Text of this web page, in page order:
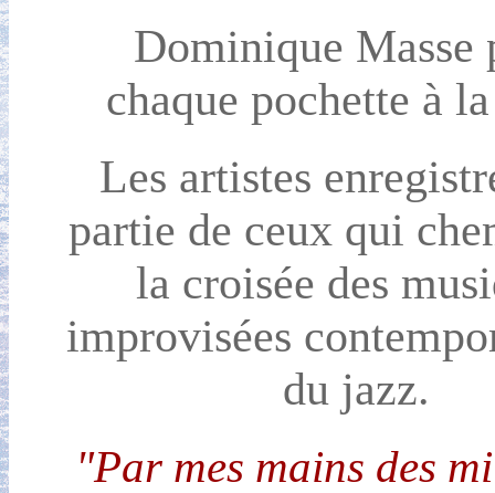
Dominique Masse
chaque pochette à
Les artistes
partie de ceux qui
la croisée des
improvisées
du jazz.
"Par mes mains des